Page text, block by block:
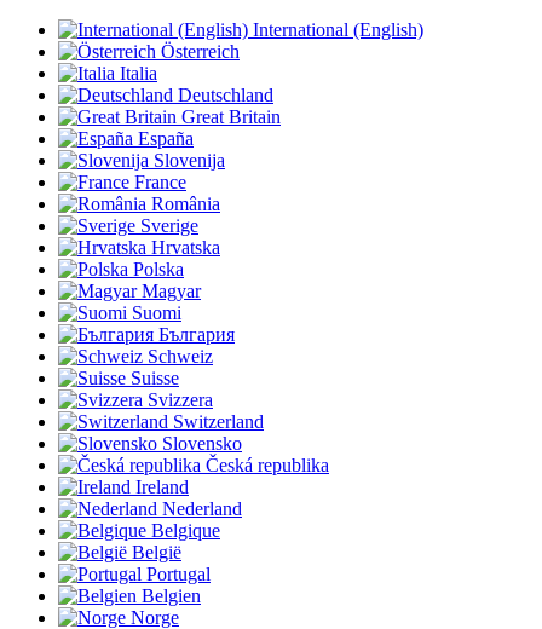
International (English)
Österreich
Italia
Deutschland
Great Britain
España
Slovenija
France
România
Sverige
Hrvatska
Polska
Magyar
Suomi
България
Schweiz
Suisse
Svizzera
Switzerland
Slovensko
Česká republika
Ireland
Nederland
Belgique
België
Portugal
Belgien
Norge